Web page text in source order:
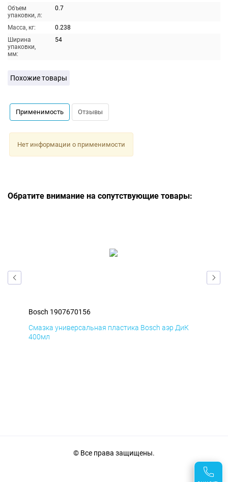
Объем
упаковки, л:
0.7
Масса, кг:
0.238
Ширина
упаковки,
мм:
54
Похожие товары
Применимость Отзывы
Нет информации о применимости
Обратите внимание на сопутствующие товары:
Bosch 1907670156
Смазка универсальная пластика Bosch аэр ДиК
400мл
© Все права защищены.